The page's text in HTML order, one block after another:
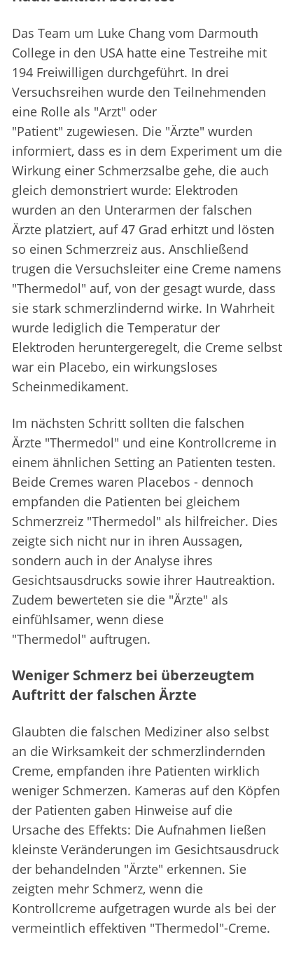
Das Team um Luke Chang vom Darmouth
College in den USA hatte eine Testreihe mit
194 Freiwilligen durchgeführt. In drei
Versuchsreihen wurde den Teilnehmenden
eine Rolle als "Arzt" oder
"Patient" zugewiesen. Die "Ärzte" wurden
informiert, dass es in dem Experiment um die
Wirkung einer Schmerzsalbe gehe, die auch
gleich demonstriert wurde: Elektroden
wurden an den Unterarmen der falschen
Ärzte platziert, auf 47 Grad erhitzt und lösten
so einen Schmerzreiz aus. Anschließend
trugen die Versuchsleiter eine Creme namens
"Thermedol" auf, von der gesagt wurde, dass
sie stark schmerzlindernd wirke. In Wahrheit
wurde lediglich die Temperatur der
Elektroden heruntergeregelt, die Creme selbst
war ein Placebo, ein wirkungsloses
Scheinmedikament.
Im nächsten Schritt sollten die falschen
Ärzte "Thermedol" und eine Kontrollcreme in
einem ähnlichen Setting an Patienten testen.
Beide Cremes waren Placebos - dennoch
empfanden die Patienten bei gleichem
Schmerzreiz "Thermedol" als hilfreicher. Dies
zeigte sich nicht nur in ihren Aussagen,
sondern auch in der Analyse ihres
Gesichtsausdrucks sowie ihrer Hautreaktion.
Zudem bewerteten sie die "Ärzte" als
einfühlsamer, wenn diese
"Thermedol" auftrugen.
Weniger Schmerz bei überzeugtem
Auftritt der falschen Ärzte
Glaubten die falschen Mediziner also selbst
an die Wirksamkeit der schmerzlindernden
Creme, empfanden ihre Patienten wirklich
weniger Schmerzen. Kameras auf den Köpfen
der Patienten gaben Hinweise auf die
Ursache des Effekts: Die Aufnahmen ließen
kleinste Veränderungen im Gesichtsausdruck
der behandelnden "Ärzte" erkennen. Sie
zeigten mehr Schmerz, wenn die
Kontrollcreme aufgetragen wurde als bei der
vermeintlich effektiven "Thermedol"-Creme.